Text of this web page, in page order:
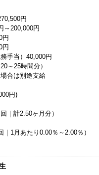
円
～200,000円
円
円
手当）40,000円
～25時間分）
合は別途支給
円)
｜計2.50ヶ月分）
1月あたり0.00％～2.00％）